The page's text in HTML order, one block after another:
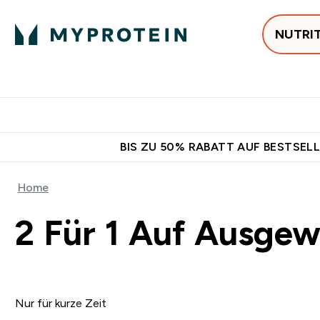
BIS ZU 50% RABATT AUF
Home
2 Für 1 Auf
Nur für kurze Zeit